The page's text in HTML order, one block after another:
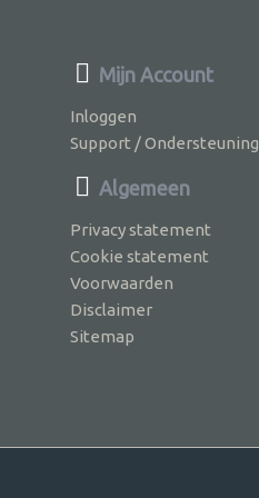
Mijn Account
Inloggen
Support / Ondersteuning
Algemeen
Privacy statement
Cookie statement
Voorwaarden
Disclaimer
Sitemap